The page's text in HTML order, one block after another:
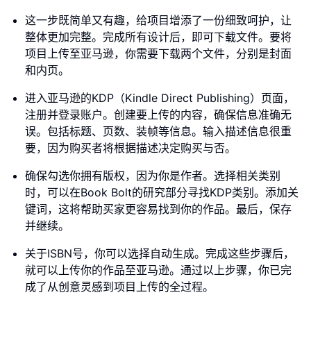
这一步既简单又有趣，给项目增添了一份细致呵护，让
整体更加完整。完成所有设计后，即可下载文件。要将
项目上传至亚马逊，你需要下载两个文件，分别是封面
和内页。
进入亚马逊的KDP（Kindle Direct Publishing）页面，
注册并登录账户。创建要上传的内容，确保信息准确无
误。包括标题、页数、装帧等信息。输入描述信息很重
要，因为购买者将根据描述决定购买与否。
确保勾选你拥有版权，因为你是作者。选择相关类别
时，可以在Book Bolt的研究部分寻找KDP类别。添加关
键词，这将帮助买家更容易找到你的作品。最后，保存
并继续。
关于ISBN号，你可以选择自动生成。完成这些步骤后，
就可以上传你的作品至亚马逊。通过以上步骤，你已完
成了从创意灵感到项目上传的全过程。